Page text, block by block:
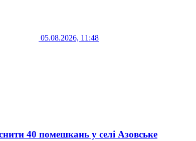
05.08.2026, 11:48
40 помешкань у селі Азовське